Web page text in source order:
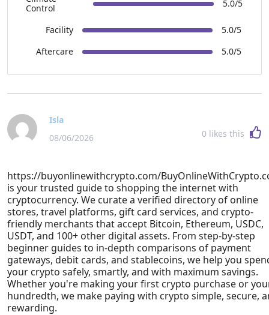
Control
5.0/5
Facility
5.0/5
Aftercare
5.0/5
Isla
08/06/2026
0 likes this
https://buyonlinewithcrypto.com/
is your trusted guide to shopping the internet with
cryptocurrency. We curate a verified directory of online
stores, travel platforms, gift card services, and crypto-
friendly merchants that accept Bitcoin, Ethereum, USDC,
USDT, and 100+ other digital assets. From step-by-step
beginner guides to in-depth comparisons of payment
gateways, debit cards, and stablecoins, we help you
your crypto safely, smartly, and with maximum savings.
Whether you're making your first crypto purchase or
hundredth, we make paying with crypto simple, secure,
rewarding.